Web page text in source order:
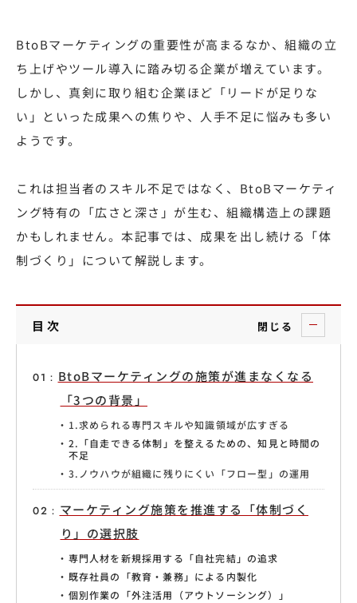
BtoBマーケティングの重要性が高まるなか、組織の立
ち上げやツール導入に踏み切る企業が増えています。
しかし、真剣に取り組む企業ほど「リードが足りな
い」といった成果への焦りや、人手不足に悩みも多い
ようです。
これは担当者のスキル不足ではなく、BtoBマーケティ
ング特有の「広さと深さ」が生む、組織構造上の課題
かもしれません。本記事では、成果を出し続ける「体
制づくり」について解説します。
目次 閉じる
BtoBマーケティングの施策が進まなくなる
「3つの背景」
1.求められる専門スキルや知識領域が広すぎる
2.「自走できる体制」を整えるための、知見と時間の
不足
3.ノウハウが組織に残りにくい「フロー型」の運用
マーケティング施策を推進する「体制づく
り」の選択肢
専門人材を新規採用する「自社完結」の追求
既存社員の「教育・兼務」による内製化
個別作業の「外注活用（アウトソーシング）」